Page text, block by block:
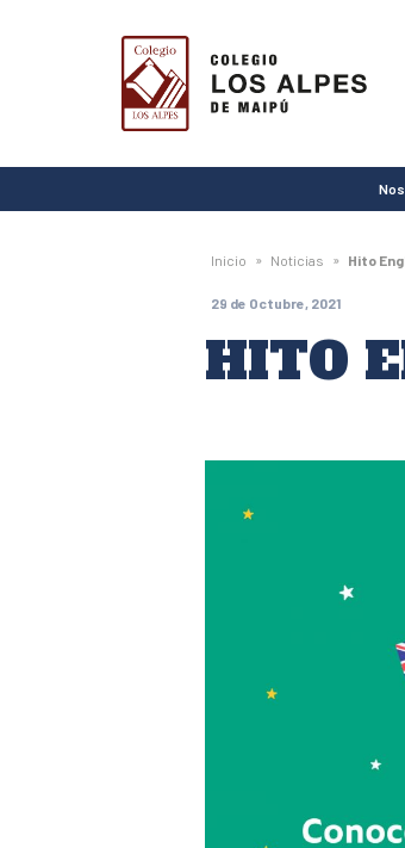
Colegio
Los
Alpes
de
Maipú
Inicio » Noticias » Hito
29 de Octubre, 2021
HITO